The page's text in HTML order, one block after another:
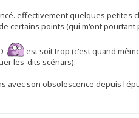
effectivement quelques petites
certains points (qui m'ont pourtant
est soit trop (c'est quand
les-dits scénars).
avec son obsolescence depuis